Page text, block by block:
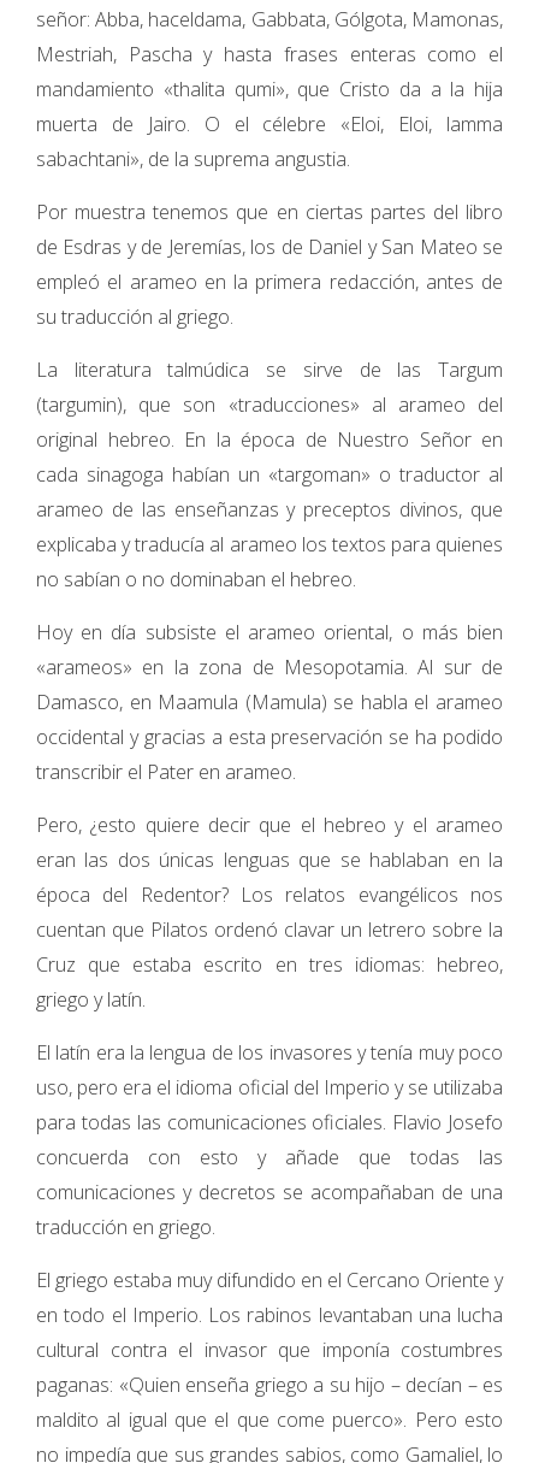
señor: Abba, haceldama, Gabbata, Gólgota, Mamonas,
Mestriah, Pascha y hasta frases enteras como el
mandamiento «thalita qumi», que Cristo da a la hija
muerta de Jairo. O el célebre «Eloi, Eloi, lamma
sabachtani», de la suprema angustia.
Por muestra tenemos que en ciertas partes del libro
de Esdras y de Jeremías, los de Daniel y San Mateo se
empleó el arameo en la primera redacción, antes de
su traducción al griego.
La literatura talmúdica se sirve de las Targum
(targumin), que son «traducciones» al arameo del
original hebreo. En la época de Nuestro Señor en
cada sinagoga habían un «targoman» o traductor al
arameo de las enseñanzas y preceptos divinos, que
explicaba y traducía al arameo los textos para quienes
no sabían o no dominaban el hebreo.
Hoy en día subsiste el arameo oriental, o más bien
«arameos» en la zona de Mesopotamia. Al sur de
Damasco, en Maamula (Mamula) se habla el arameo
occidental y gracias a esta preservación se ha podido
transcribir el Pater en arameo.
Pero, ¿esto quiere decir que el hebreo y el arameo
eran las dos únicas lenguas que se hablaban en la
época del Redentor? Los relatos evangélicos nos
cuentan que Pilatos ordenó clavar un letrero sobre la
Cruz que estaba escrito en tres idiomas: hebreo,
griego y latín.
El latín era la lengua de los invasores y tenía muy poco
uso, pero era el idioma oficial del Imperio y se utilizaba
para todas las comunicaciones oficiales. Flavio Josefo
concuerda con esto y añade que todas las
comunicaciones y decretos se acompañaban de una
traducción en griego.
El griego estaba muy difundido en el Cercano Oriente y
en todo el Imperio. Los rabinos levantaban una lucha
cultural contra el invasor que imponía costumbres
paganas: «Quien enseña griego a su hijo – decían – es
maldito al igual que el que come puerco». Pero esto
no impedía que sus grandes sabios, como Gamaliel, lo